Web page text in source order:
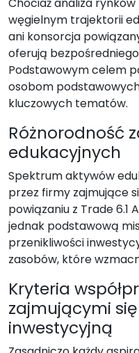
węgielnym trajektorii
ani konsorcja
oferują
Podstawowym celem
osobom
kluczowych tematów.
Różnorodność
edukacyjnych
Spektrum aktywów
przez firmy zajmujące
powiązaniu z Trade 6.1
jednak podstawową
przenikliwości
zasobów, które
Kryteria
zajmującymi
inwestycyjną